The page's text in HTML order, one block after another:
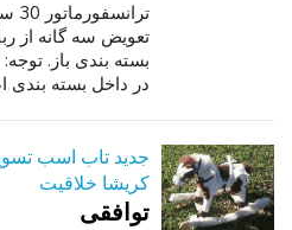
تعویض سه گانه از
بسته بندی باز.
در داخل بسته
جدید تاب اسب
کریشا خلاقیت
توافقی